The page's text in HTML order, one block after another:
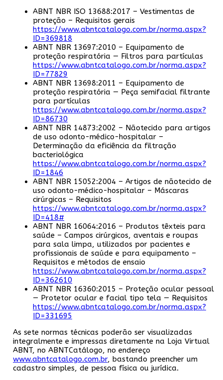
ABNT NBR ISO 13688:2017 – Vestimentas de
proteção – Requisitos gerais
https://www.abntcatalogo.com.br/norma.aspx?
ID=369818
ABNT NBR 13697:2010 – Equipamento de
proteção respiratória — Filtros para partículas
https://www.abntcatalogo.com.br/norma.aspx?
ID=77829
ABNT NBR 13698:2011 – Equipamento de
proteção respiratória — Peça semifacial filtrante
para partículas
https://www.abntcatalogo.com.br/norma.aspx?
ID=86730
ABNT NBR 14873:2002 – Nãotecido para artigos
de uso odonto-médico-hospitalar –
Determinação da eficiência da filtração
bacteriológica
https://www.abntcatalogo.com.br/norma.aspx?
ID=1846
ABNT NBR 15052:2004 – Artigos de nãotecido de
uso odonto-médico-hospitalar – Máscaras
cirúrgicas – Requisitos
https://www.abntcatalogo.com.br/norma.aspx?
ID=418#
ABNT NBR 16064:2016 – Produtos têxteis para
saúde – Campos cirúrgicos, aventais e roupas
para sala limpa, utilizados por pacientes e
profissionais de saúde e para equipamento –
Requisitos e métodos de ensaio
https://www.abntcatalogo.com.br/norma.aspx?
ID=362610
ABNT NBR 16360:2015 – Proteção ocular pessoal
— Protetor ocular e facial tipo tela — Requisitos
https://www.abntcatalogo.com.br/norma.aspx?
ID=331695
As sete normas técnicas poderão ser visualizadas
integralmente e impressas diretamente na Loja Virtual
ABNT, no ABNTCatálogo, no endereço
www.abntcatalogo.com.br, bastando preencher um
cadastro simples, de pessoa física ou jurídica.